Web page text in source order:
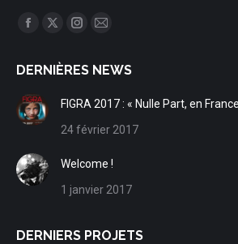
Trouvez nous sur :
Facebook
opens
in
new
window
X
opens
window
Instagram
opens
window
Mail
opens
window
DERNIÈRES NEWS
FIGRA 2017 : « Nulle Part, en
24 février 2017
Welcome !
1 janvier 2017
DERNIERS PROJETS